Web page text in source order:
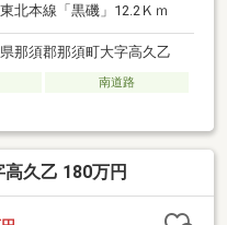
東北本線「黒磯」12.2Ｋｍ
那須郡那須町大字高久乙
南道路
久乙 180万円